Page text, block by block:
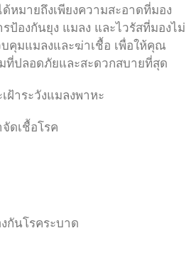
หมายถึงเพียงความสะอาดที่มอง
ป้องกันยุง แมลง และไวรัสที่มองไม่
บคุมแมลงและฆ่าเชื้อ เพื่อให้คุณ
ที่ปลอดภัยและสะดวกสบายที่สุด
ฝ้าระวังแมลงพาหะ
ดเชื้อโรค
กันโรคระบาด